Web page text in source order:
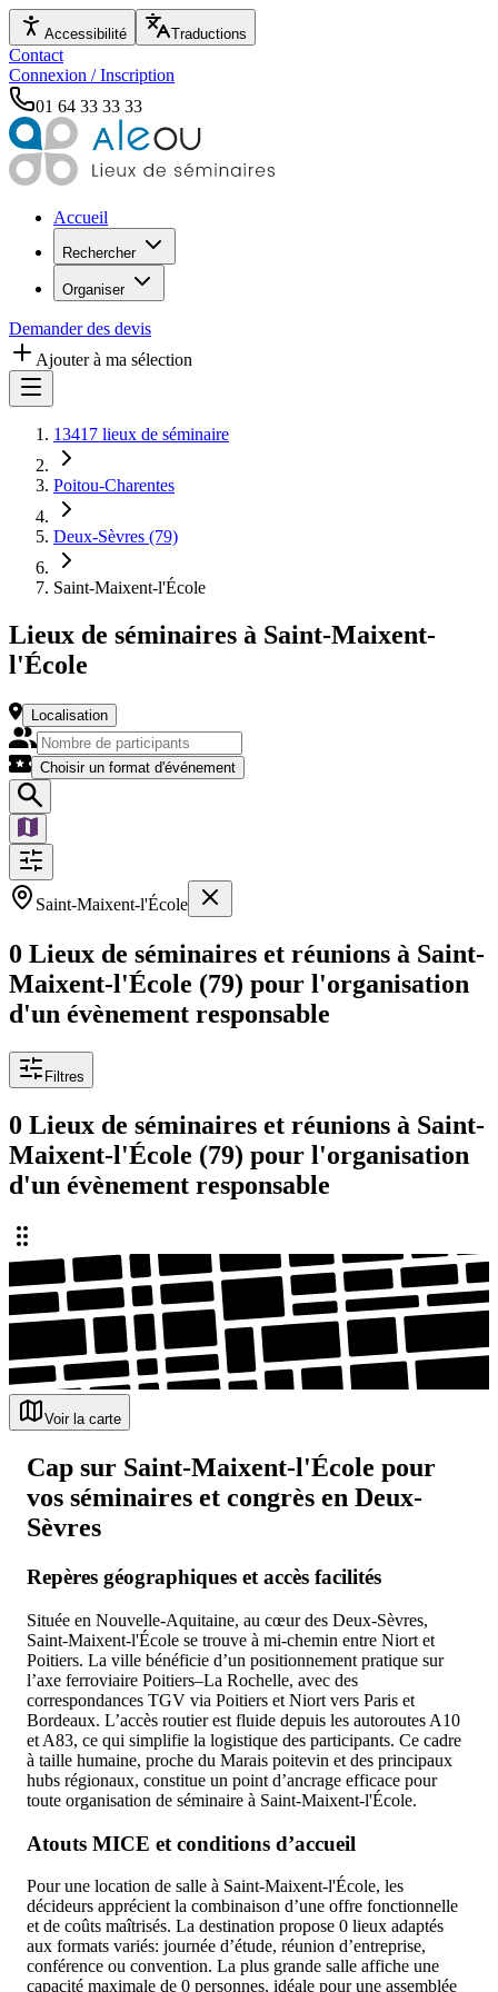
Accessibilité Traductions
Contact
Connexion / Inscription
01 64 33 33 33
Accueil
Rechercher
Organiser
Demander des devis
Ajouter à ma sélection
13417 lieux de séminaire
Poitou-Charentes
Deux-Sèvres (79)
Saint-Maixent-l'École
Lieux de séminaires à Saint-Maixent-
l'École
Localisation
Choisir un format d'événement
Saint-Maixent-l'École
0 Lieux de séminaires et réunions à Saint-
Maixent-l'École (79) pour l'organisation
d'un évènement responsable
Filtres
0 Lieux de séminaires et réunions à Saint-
Maixent-l'École (79) pour l'organisation
d'un évènement responsable
Voir la carte
Cap sur Saint-Maixent-l'École pour
vos séminaires et congrès en Deux-
Sèvres
Repères géographiques et accès facilités
Située en Nouvelle‑Aquitaine, au cœur des Deux‑Sèvres,
Saint‑Maixent‑l'École se trouve à mi‑chemin entre Niort et
Poitiers. La ville bénéficie d’un positionnement pratique sur
l’axe ferroviaire Poitiers–La Rochelle, avec des
correspondances TGV via Poitiers et Niort vers Paris et
Bordeaux. L’accès routier est fluide depuis les autoroutes A10
et A83, ce qui simplifie la logistique des participants. Ce cadre
à taille humaine, proche du Marais poitevin et des principaux
hubs régionaux, constitue un point d’ancrage efficace pour
toute organisation de séminaire à Saint‑Maixent‑l'École.
Atouts MICE et conditions d’accueil
Pour une location de salle à Saint‑Maixent‑l'École, les
décideurs apprécient la combinaison d’une offre fonctionnelle
et de coûts maîtrisés. La destination propose 0 lieux adaptés
aux formats variés: journée d’étude, réunion d’entreprise,
conférence ou convention. La plus grande salle affiche une
capacité maximale de 0 personnes, idéale pour une assemblée